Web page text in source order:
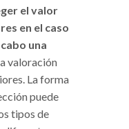
el valor
en el caso
una
valoración
La forma
puede
tipos de